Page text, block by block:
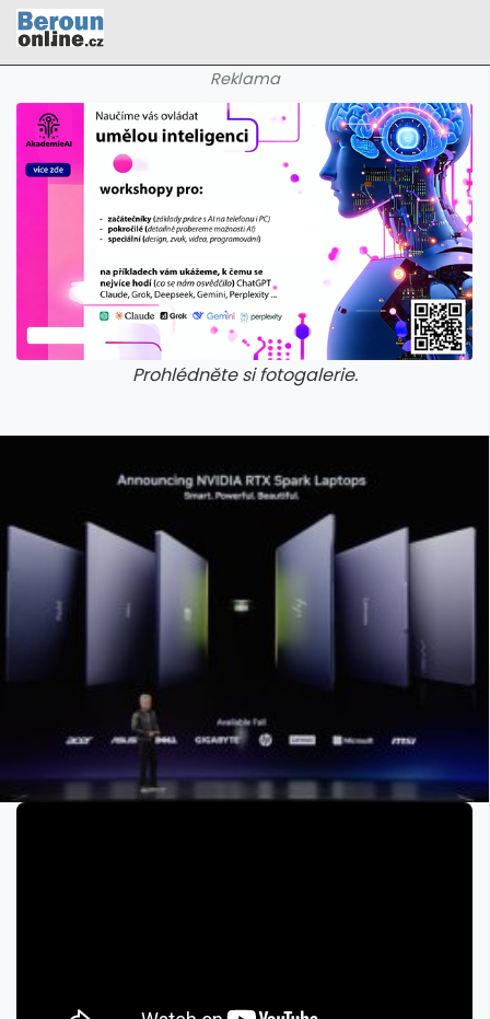
Reklama
Prohlédněte si fotogalerie.